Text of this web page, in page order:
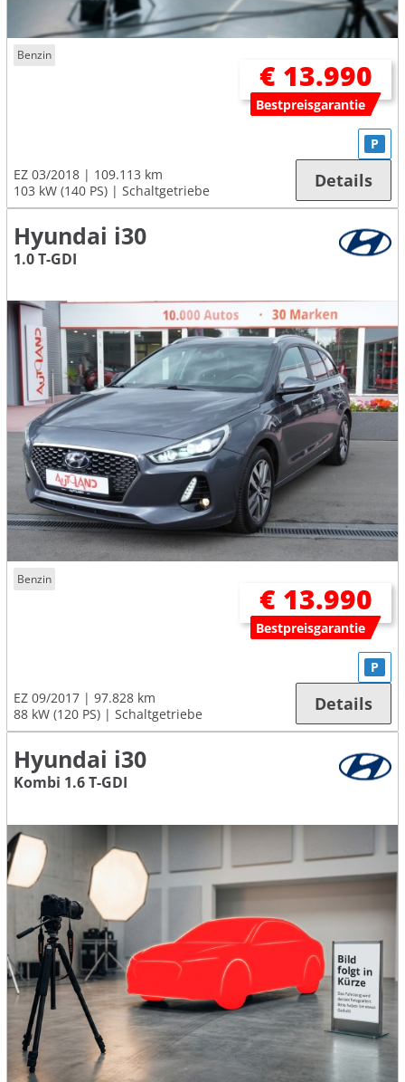
Benzin
€ 13.990
Bestpreisgarantie
EZ 03/2018
109.113 km
103 kW (140 PS)
Schaltgetriebe
P
Details
Hyundai i30
1.0 T-GDI
Benzin
€ 13.990
Bestpreisgarantie
EZ 09/2017
97.828 km
88 kW (120 PS)
Schaltgetriebe
P
Details
Hyundai i30
Kombi 1.6 T-GDI